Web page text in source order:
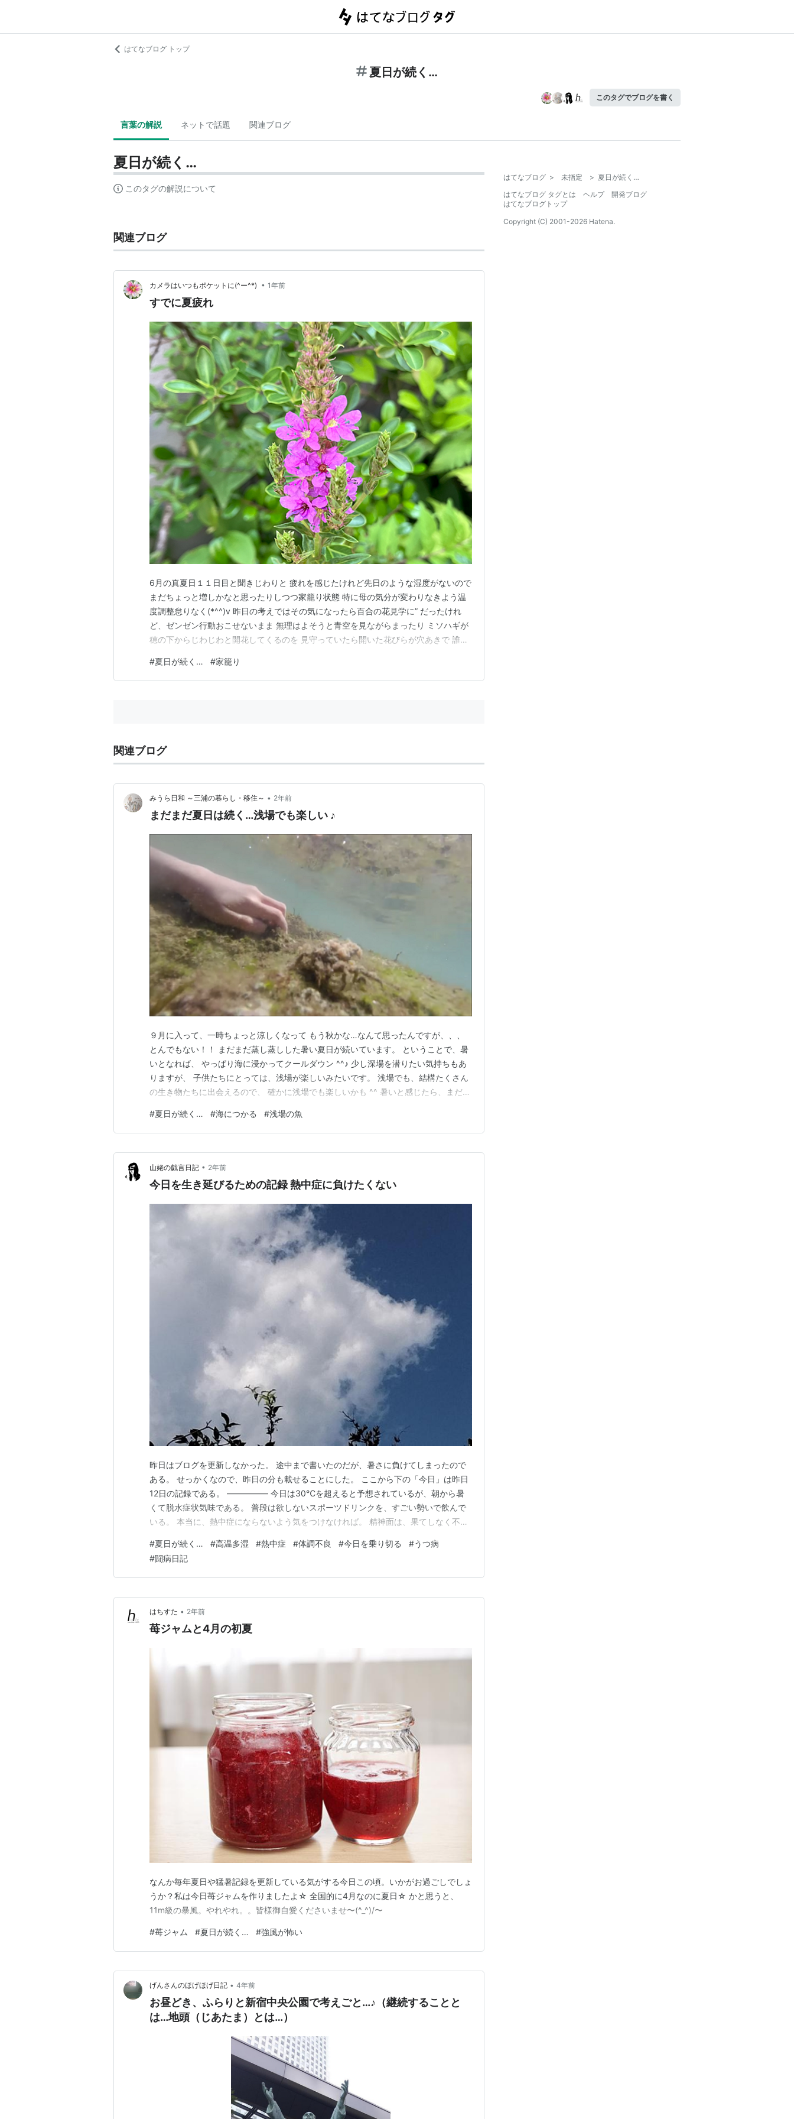
はてなブログ トップ
夏日が続く…
このタグでブログを書く
言葉の解説 ネットで話題 関連ブログ
夏日が続く…
このタグの解説について
関連ブログ
カメラはいつもポケットに(^ー^*) • 1年前
すでに夏疲れ
6月の真夏日１１日目と聞きじわりと 疲れを感じたけれど先日のような湿度がないので
まだちょっと増しかなと思ったりしつつ家籠り状態 特に母の気分が変わりなきよう温
度調整怠りなく(*^^)v 昨日の考えではその気になったら百合の花見学に” だったけれ
ど、ゼンゼン行動おこせないまま 無理はよそうと青空を見ながらまったり ミソハギが
穂の下からじわじわと開花してくるのを 見守っていたら開いた花びらが穴あきで 誰か
ギは水辺に育ってる事が多いのだけれど 夏日が続いてみると乾燥に弱いのだと良く解
り 日当り不良好な場所に移動したら…
#夏日が続く… #家籠り
関連ブログ
みうら日和 ～三浦の暮らし・移住～ • 2年前
まだまだ夏日は続く…浅場でも楽しい ♪
９月に入って、一時ちょっと涼しくなって もう秋かな…なんて思ったんですが、、、
とんでもない！！ まだまだ蒸し蒸しした暑い夏日が続いています。 ということで、暑
いとなれば、 やっぱり海に浸かってクールダウン ^^♪ 少し深場を潜りたい気持ちもあ
りますが、 子供たちにとっては、浅場が楽しいみたいです。 浅場でも、結構たくさん
の生き物たちに出会えるので、 確かに浅場でも楽しいかも ^^ 暑いと感じたら、まだま
んブログ村の各カテゴリランキングです ↓ 興味がありましたら、こちらもご覧くださ
い。 by …
#夏日が続く… #海につかる #浅場の魚
山姥の戯言日記 • 2年前
今日を生き延びるための記録 熱中症に負けたくない
昨日はブログを更新しなかった。 途中まで書いたのだが、暑さに負けてしまったので
ある。 せっかくなので、昨日の分も載せることにした。 ここから下の「今日」は昨日
12日の記録である。 ――――― 今日は30℃を超えると予想されているが、朝から暑
くて脱水症状気味である。 普段は欲しないスポーツドリンクを、すごい勢いで飲んで
いる。 本当に、熱中症にならないよう気をつけなければ。 精神面は、果てしなく不安
出ない。 ちょっと落ち込んでいる感じに似ている。 静かにしていた方がいいから、ち
ょうどいいかもしれない。 さて、昨日、「続き…
#夏日が続く… #高温多湿 #熱中症 #体調不良 #今日を乗り切る #うつ病
#闘病日記
はちすた • 2年前
苺ジャムと4月の初夏
なんか毎年夏日や猛暑記録を更新している気がする今日この頃。いかがお過ごしでしょ
うか？私は今日苺ジャムを作りましたよ☆ 全国的に4月なのに夏日☆ かと思うと、
11m級の暴風。やれやれ。。皆様御自愛くださいませ〜(^_^)/〜
#苺ジャム #夏日が続く… #強風が怖い
げんさんのほげほげ日記 • 4年前
お昼どき、ふらりと新宿中央公園で考えごと…♪（継続することと
は…地頭（じあたま）とは…）
はてなブログ > 未指定 > 夏日が続く…
はてなブログ タグとは
ヘルプ
開発ブログ
はてなブログトップ
Copyright (C) 2001-2026 Hatena.